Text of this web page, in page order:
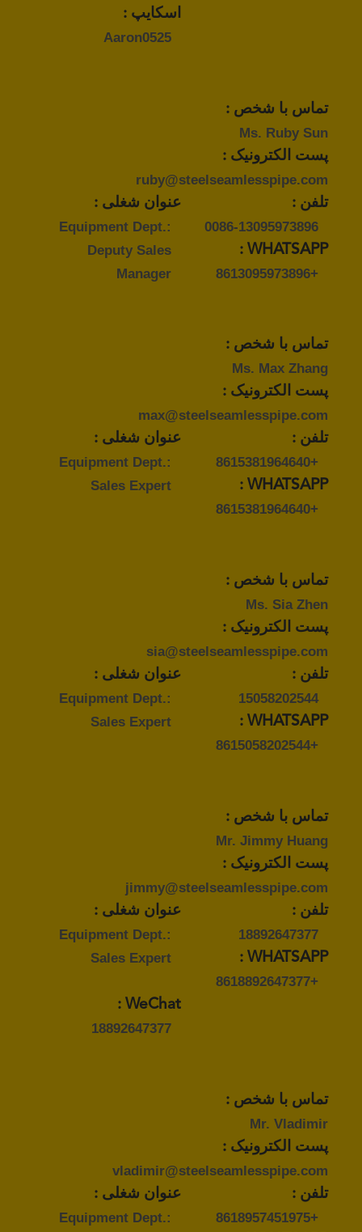
اسکایپ :
Aaron0525
تماس با شخص :
Ms. Ruby Sun
پست الکترونیک :
ruby@steelseamlesspipe.com
عنوان شغلی :
Equipment Dept.:
Deputy Sales
Manager
تلفن :
0086-13095973896
WHATSAPP :
+8613095973896
تماس با شخص :
Ms. Max Zhang
پست الکترونیک :
max@steelseamlesspipe.com
عنوان شغلی :
Equipment Dept.:
Sales Expert
تلفن :
+8615381964640
WHATSAPP :
+8615381964640
تماس با شخص :
Ms. Sia Zhen
پست الکترونیک :
sia@steelseamlesspipe.com
عنوان شغلی :
Equipment Dept.:
Sales Expert
تلفن :
15058202544
WHATSAPP :
+8615058202544
تماس با شخص :
Mr. Jimmy Huang
پست الکترونیک :
jimmy@steelseamlesspipe.com
عنوان شغلی :
Equipment Dept.:
Sales Expert
تلفن :
18892647377
WHATSAPP :
+8618892647377
WeChat :
18892647377
تماس با شخص :
Mr. Vladimir
پست الکترونیک :
vladimir@steelseamlesspipe.com
عنوان شغلی :
Equipment Dept.:
تلفن :
+8618957451975